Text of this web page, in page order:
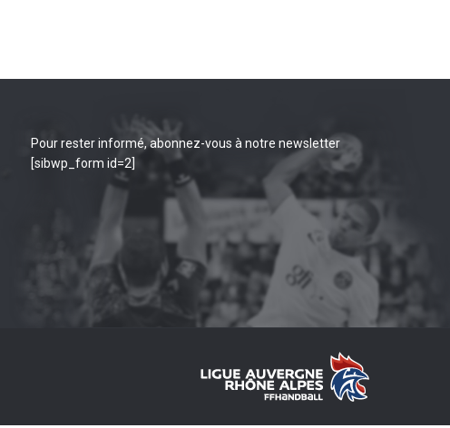
Pour rester informé, abonnez-vous à notre newsletter
[sibwp_form id=2]